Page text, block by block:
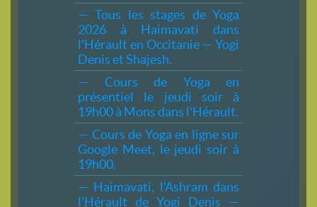
— Tous les stages de Yoga
2026 à Haimavati dans
l'Hérault en Occitanie — Yogi
Denis et Shajesh.
— Cours de Yoga en
présentiel le jeudi soir à
19h00 à Mons dans l'Hérault.
— Cours de Yoga en ligne sur
Google Meet, le jeudi soir à
19h00.
— Haimavati, l'Ashram dans
l'Hérault de Yogi Denis —